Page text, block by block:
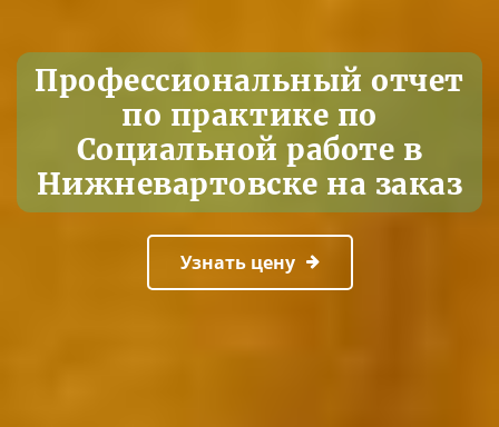
Профессиональный отчет
по практике по
Социальной работе в
Нижневартовске на заказ
Узнать цену